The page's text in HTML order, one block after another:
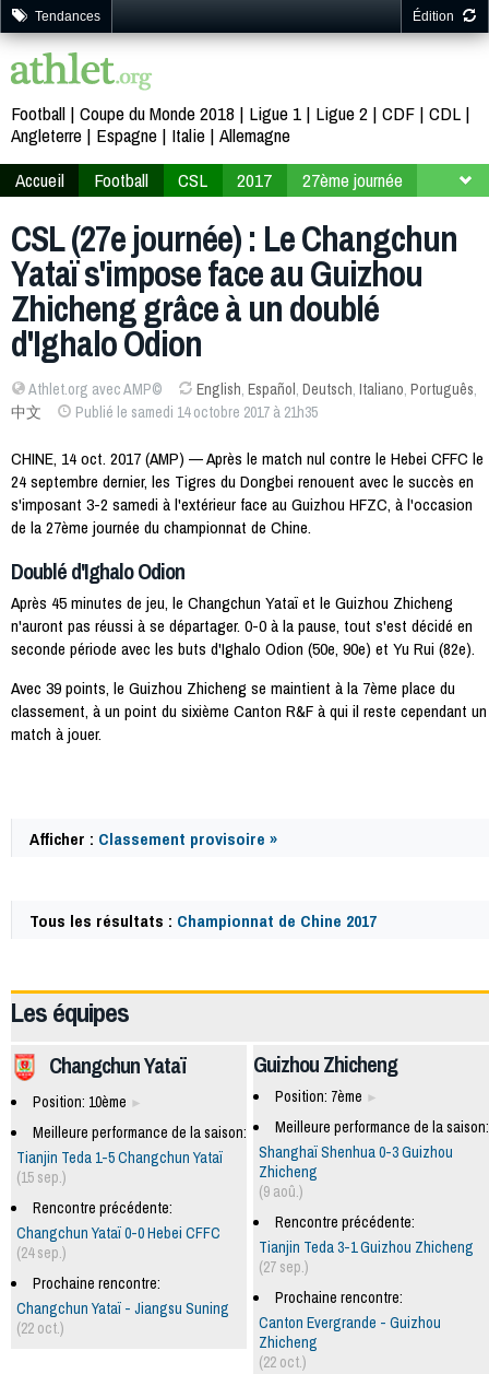
Tendances Édition
Football Coupe du Monde 2018 Ligue 1 Ligue 2 CDF CDL
Angleterre
Espagne Italie Allemagne
Accueil
Football CSL 2017 27ème journée
CSL (27e journée) : Le Changchun
Yataï s'impose face au Guizhou
Zhicheng grâce à un doublé
d'Ighalo Odion
Athlet.org avec AMP© English, Español, Deutsch, Italiano, Português,
中文
Publié le samedi 14 octobre 2017 à 21h35
CHINE, 14 oct. 2017 (AMP) — Après le match nul contre le Hebei CFFC le
24 septembre dernier, les Tigres du Dongbei renouent avec le succès en
s'imposant 3-2 samedi à l'extérieur face au Guizhou HFZC, à l'occasion
de la 27ème journée du championnat de Chine.
Doublé d'Ighalo Odion
Après 45 minutes de jeu, le Changchun Yataï et le Guizhou Zhicheng
n'auront pas réussi à se départager. 0-0 à la pause, tout s'est décidé en
seconde période avec les buts d'Ighalo Odion (50e, 90e) et Yu Rui (82e).
Avec 39 points, le Guizhou Zhicheng se maintient à la 7ème place du
classement, à un point du sixième Canton R&F à qui il reste cependant un
match à jouer.
Afficher : Classement provisoire »
Tous les résultats : Championnat de Chine 2017
Les équipes
Guizhou Zhicheng
Position: 7ème
Meilleure performance de la saison:
Shanghaï Shenhua 0-3 Guizhou
Zhicheng
(9 aoû.)
Rencontre précédente:
Tianjin Teda 3-1 Guizhou Zhicheng
(27 sep.)
Prochaine rencontre:
Canton Evergrande - Guizhou
Zhicheng
(22 oct.)
Changchun Yataï
Position: 10ème
Meilleure performance de la saison:
Tianjin Teda 1-5 Changchun Yataï
(15 sep.)
Rencontre précédente:
Changchun Yataï 0-0 Hebei CFFC
(24 sep.)
Prochaine rencontre:
Changchun Yataï - Jiangsu Suning
(22 oct.)